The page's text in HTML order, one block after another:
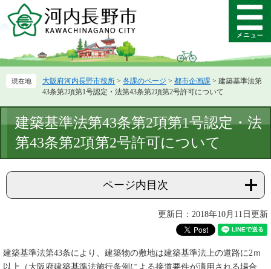
ー
先
ニ
を
て
メ
ニ
ー
大阪府河内長野市役所 > 各課のページ > 都市企画課 > 建築基準法第
43条第2項第1号認定・法第43条第2項第2号許可について
文
建築基準法第43条第2項第1号認定・法
第43条第2項第2号許可について
ページ内目次
更新日：2018年10月11日更新
建築基準法第43条により、建築物の敷地は建築基準法上の道路に2ｍ
以上（大阪府建築基準法施行条例による接道要件が適用される場合